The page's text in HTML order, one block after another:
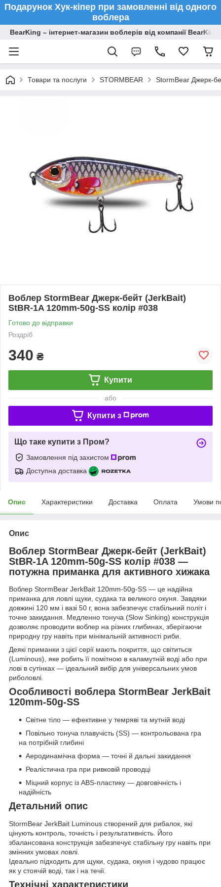
Подарунок Хук-кіпер при замовленні від одного
воблера
BearKing – інтернет-магазин воблерів від компанії BearKing
Товари та послуги STORMBEAR StormBear Джерк-
Воблер StormBear Джерк-бейт (JerkBait)
StBR-1A 120mm-50g-SS колір #038
Готово до відправки
Роздріб
340 ₴
Купити
або
Купити з
Що таке купити з Пром?
Замовлення під захистом
Доступна доставка
Опис Характеристики Доставка Оплата Умови
Опис
Воблер StormBear Джерк-бейт (JerkBait)
StBR-1A 120mm-50g-SS колір #038 —
потужна приманка для активного хижака
Воблер StormBear JerkBait 120mm-50g-SS — це надійна
приманка для ловлі щуки, судака та великого окуня. Завдяки
довжині 120 мм і вазі 50 г, вона забезпечує стабільний політ і
точне закидання. Медленно тонуча (Slow Sinking) конструкція
дозволяє проводити воблер на різних глибинах, зберігаючи
природну гру навіть при мінімальній активності риби.
Деякі приманки з цієї серії мають покриття, що світиться
(Luminous), яке робить її помітною в каламутній воді або при
лові в сутінках — ідеальний вибір для універсальних умов
риболовлі.
Особливості воблера StormBear JerkBait
120mm-50g-SS
Світне тіло — ефективне у темряві та мутній воді
Повільно тонуча плавучість (SS) — контрольована гра
на потрібній глибині
Аеродинамічна форма — точні й дальні закидання
Реалістична гра при ривковій проводці
Міцний корпус із ABS-пластику — довговічність і
надійність
Детальний опис
StormBear JerkBait Luminous створений для рибалок, які
цінують контроль, точність і результативність. Його
збалансована конструкція забезпечує стабільну гру навіть при
змінних умовах ловлі.
Ідеально підходить для щуки, судака, окуня і чудово працює
як у стоячій воді, так і на течії.
Технічні характеристики